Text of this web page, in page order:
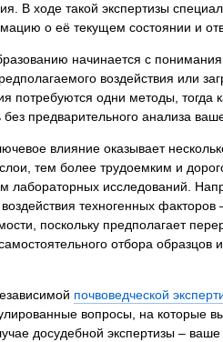
Химическая
В ходе такой экспертизы
о её текущем состоянии и
начинается с
воздействия или
потребуются одни методы,
предварительного анализа
влияние оказывает
тем более трудоемким и
исследований.
техногенных
поскольку предполагает
отбора
почвоведческой
вопросы, на которые
досудебной экспертизы –